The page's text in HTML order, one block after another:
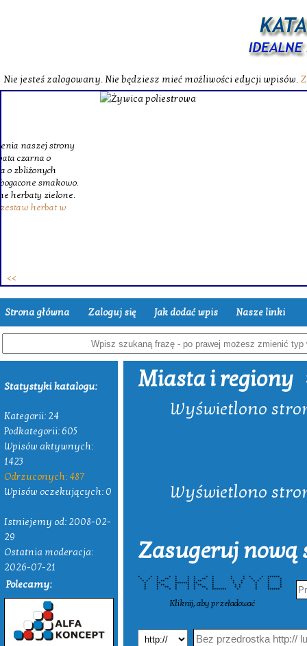
Nie jesteś zalogowany. Nie będziesz mieć możliwości edycji wpisów.
Strona główna Zaloguj się Jak dodać wpis Nasze linki
Statystyki katalogu:
Kategorii: 24
Podkategorii: 605
Wpisów aktywnych:
1423
Odrzuconych: 487
Wpisów oczekujących: 0
Istniejemy od: 2008-02-
29
Ostatnia moderacja:
2026-07-21
Polecamy:
Miasta i regiony
Wyświetlono
Wyświetlono
Zasugeruj nową
* * * * * * * * * * * * * ******
* * * ** * * * ** * * * * * * *
* * * ** * * * ** * * * * * * *
* ** ******* ** * * * * * *
* * ** * * * ** * * * * * *
* * ** * * * ** * * * * * *
* * * * * * * ******* * * ******
Kliknij, aby przeładować